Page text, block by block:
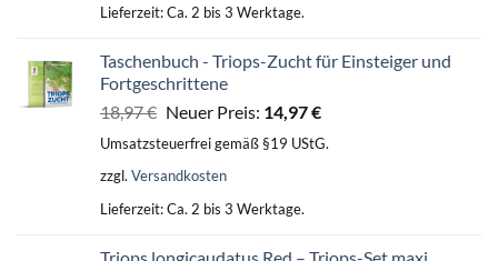
Lieferzeit:Ca. 2 bis 3 Werktage.
Taschenbuch - Triops-Zucht für Einsteiger und
Fortgeschrittene
18,97€ Ursprünglicher
Preis
18,97 €
Neuer Preis: 14,97€Aktueller
Preis
Umsatzsteuerfrei gemäß §19 UStG.
zzgl. Versandkosten
Lieferzeit:Ca. 2 bis 3 Werktage.